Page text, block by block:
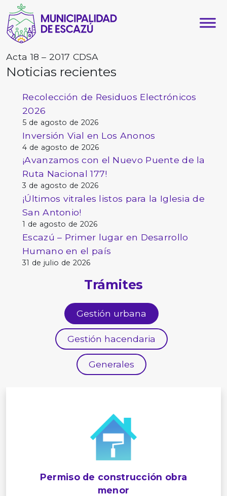
Acta 18 – 2017 CDSA
Noticias recientes
Recolección de Residuos Electrónicos
2026
5 de agosto de 2026
Inversión Vial en Los Anonos
4 de agosto de 2026
¡Avanzamos con el Nuevo Puente de la
Ruta Nacional 177!
3 de agosto de 2026
¡Últimos vitrales listos para la Iglesia de
San Antonio!
1 de agosto de 2026
Escazú – Primer lugar en Desarrollo
Humano en el país
31 de julio de 2026
Trámites
Gestión urbana
Gestión hacendaria
Generales
Permiso de construcción obra
menor